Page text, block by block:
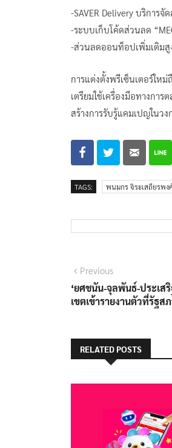
-SAVER Delivery บริการ
-ระบบเก็บโค้ดส่วนลด
-ส่วนลดออนท็อปเพิ่มเติมสู
การแต่งตั้งพรีเซ็นเตอร์ให
เตรียมใช้เครื่องมือทางกา
สร้างการรับรู้แคมเปญในว
TAGS: พนมกร จิระเสถียรพง
แนะแนว
เรื่อง
PreviousPrevious
post:
‘ยศชนัน-จุลพันธ์-ประเส
เขตเข้ารายงานตัวที่รัฐส
RELATED POSTS